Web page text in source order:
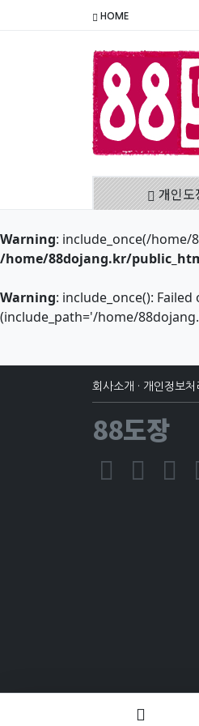
HOME
개인도
Warning: include_once(/
/home/88dojang.kr/
Warning: include_once():
(include_path='/home/
회사소개 · 개인정보처
88도장